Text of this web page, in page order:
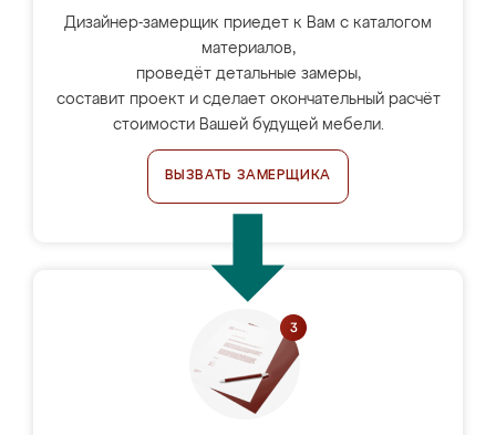
Дизайнер-замерщик приедет к Вам с каталогом
материалов,
проведёт детальные замеры,
составит проект и сделает окончательный расчёт
стоимости Вашей будущей мебели.
ВЫЗВАТЬ ЗАМЕРЩИКА